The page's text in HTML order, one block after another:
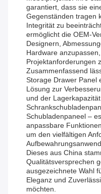
garantiert, dass sie
Gegenständen tragen
Integrität zu
ermöglicht die OEM-
Designern,
Hardware
Projektanforderungen
Zusammenfassend
Storage Drawer Panel
Lösung zur
und der
Schubladenpaneel –
anpassbare
um den vielfältigen
Dieses aus China
Qualitätsversprechen
ausgezeichnete Wahl
Eleganz und
möchten.